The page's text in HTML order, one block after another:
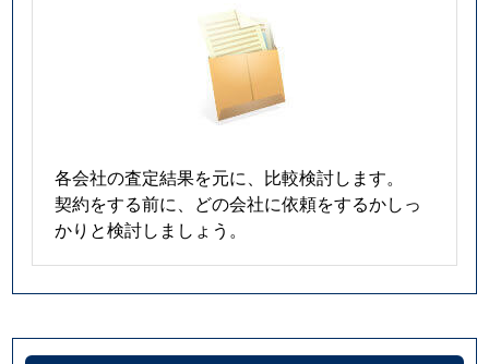
各会社の査定結果を元に、比較検討します。
契約をする前に、どの会社に依頼をするかしっ
かりと検討しましょう。